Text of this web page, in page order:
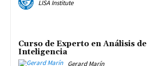
LISA Institute
Curso de Experto en Análisis de
Inteligencia
Gerard Marín